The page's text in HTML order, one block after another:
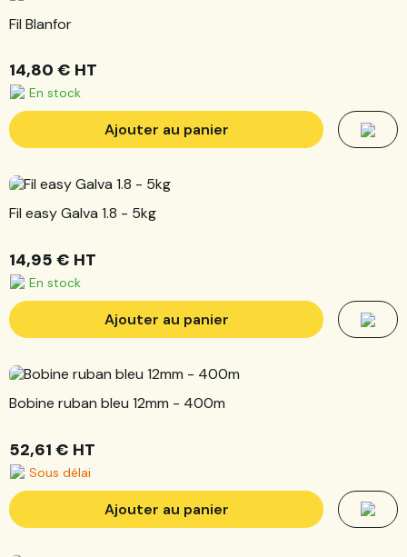
Fil Blanfor
14,80 € HT
En stock
Ajouter au panier
Fil easy Galva 1.8 - 5kg
14,95 € HT
En stock
Ajouter au panier
Bobine ruban bleu 12mm - 400m
52,61 € HT
Sous délai
Ajouter au panier